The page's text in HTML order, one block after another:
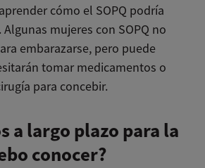
cómo el SOPQ podría
mujeres con SOPQ no
embarazarse, pero puede
tomar medicamentos o
para concebir.
a largo plazo para la
conocer?